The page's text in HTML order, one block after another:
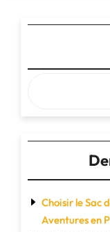
Choisir le Sac
Aventures en